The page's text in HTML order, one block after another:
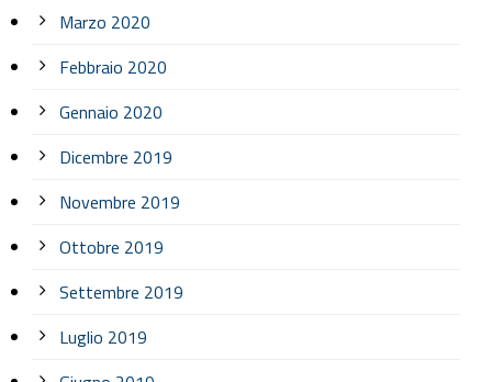
Marzo 2020
Febbraio 2020
Gennaio 2020
Dicembre 2019
Novembre 2019
Ottobre 2019
Settembre 2019
Luglio 2019